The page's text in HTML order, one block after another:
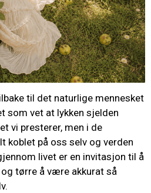
til det naturlige mennesket
som vet at lykken sjelden
vi presterer, men i de
koblet på oss selv og verden
livet er en invitasjon til å
tørre å være akkurat så